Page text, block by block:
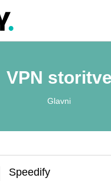
VPN storitve
Glavni
Speedify